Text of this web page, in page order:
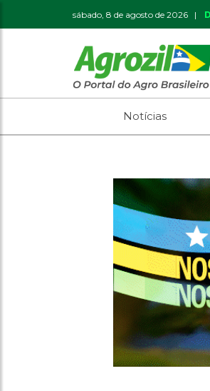
sábado, 8 de agosto de 2026 |
Notícias